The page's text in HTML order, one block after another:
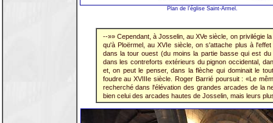
Plan de l'église Saint-Armel.
--»» Cependant, à Josselin, au XVe siècle, on privilégie
qu'à Ploërmel, au XVIe siècle, on s'attache plus à
dans la tour ouest (du moins la partie basse qui est
dans les contreforts extérieurs du pignon occidental,
et, on peut le penser, dans la flèche qui dominait le
foudre au XVIIIe siècle. Roger Barrié poursuit : «Le
recherché dans l'élévation des grandes arcades de la
bien celui des arcades hautes de Josselin, mais leurs